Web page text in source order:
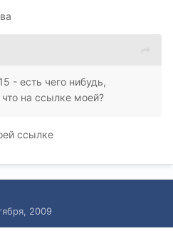
- есть чего нибудь,
на ссылке моей?
ссылке
2009